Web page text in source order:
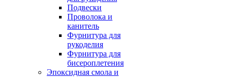
Подвески
Проволока и
канитель
Фурнитура для
рукоделия
Фурнитура для
бисероплетения
Эпоксидная смола и